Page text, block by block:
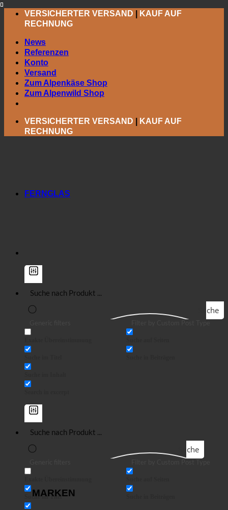
Zum
VERSICHERTER VERSAND
KAUF AUF
RECHNUNG
News
Referenzen
Konto
Versand
Zum Alpenkäse Shop
Zum Alpenwild Shop
VERSICHERTER VERSAND
KAUF AUF
RECHNUNG
Suche
Suche
Suche im Titel
FERNGLAS
MARKEN